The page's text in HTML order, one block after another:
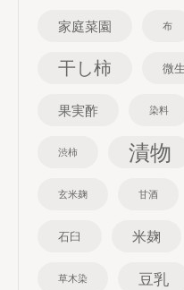
家庭菜園 布
干し柿 微
果実酢 染料
渋柿 漬物
玄米麹 甘酒
石臼 米麹
草木染 豆乳